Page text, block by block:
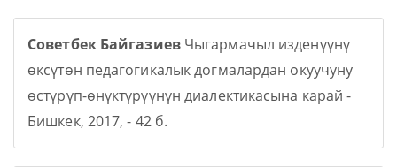
Советбек БайгазиевЧыгармачыл изденүүнү
өксүтөн педагогикалык догмалардан окуучуну
өстүрүп-өнүктүрүүнүн диалектикасына карай -
Бишкек, 2017, - 42 б.